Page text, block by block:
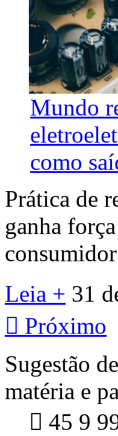
Mundo
como
Prática de
ganha
Leia + 31
 Próximo
Sugestão de
matéria e
 45 9